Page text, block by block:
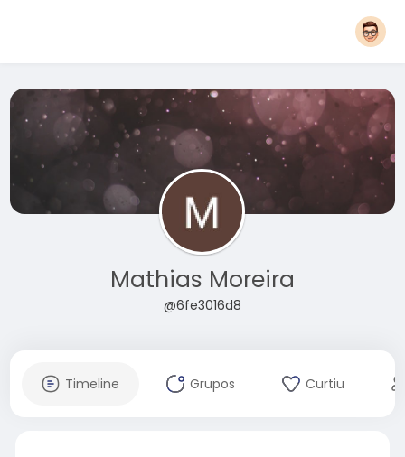
Mathias Moreira
@6fe3016d8
Timeline Grupos Curtiu